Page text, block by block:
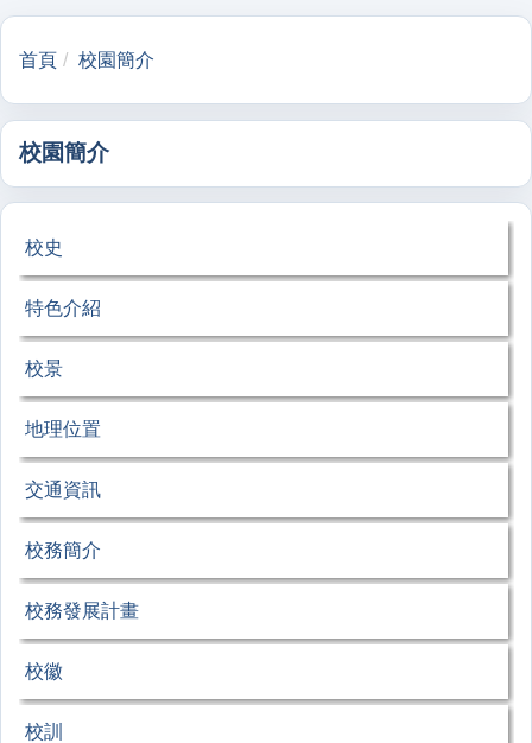
首頁 校園簡介
校園簡介
校史
特色介紹
校景
地理位置
交通資訊
校務簡介
校務發展計畫
校徽
校訓